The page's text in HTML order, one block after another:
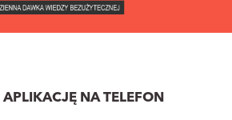
APLIKACJĘ NA TELEFON